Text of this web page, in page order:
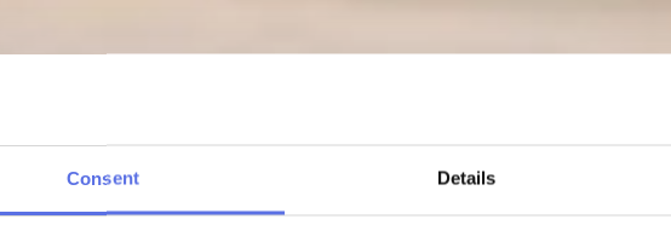
Consent Details